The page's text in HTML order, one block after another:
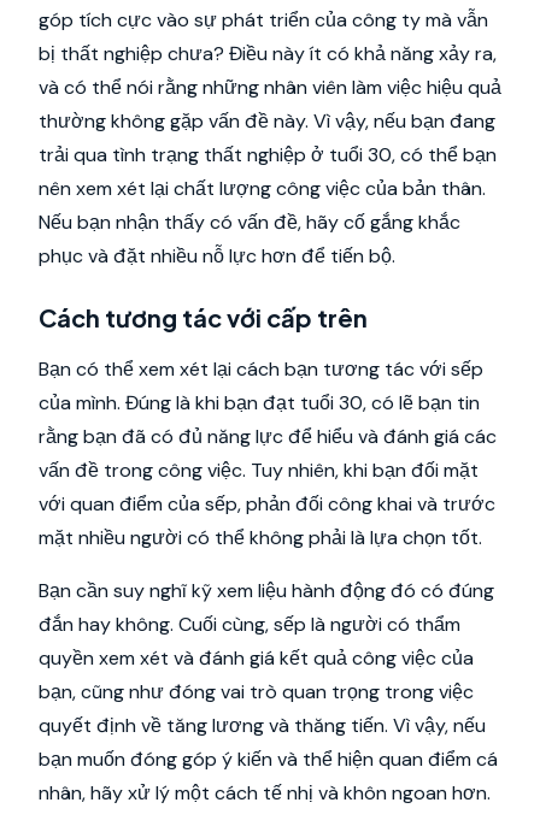
góp tích cực vào sự phát triển của công ty mà vẫn
bị thất nghiệp chưa? Điều này ít có khả năng xảy ra,
và có thể nói rằng những nhân viên làm việc hiệu quả
thường không gặp vấn đề này. Vì vậy, nếu bạn đang
trải qua tình trạng thất nghiệp ở tuổi 30, có thể bạn
nên xem xét lại chất lượng công việc của bản thân.
Nếu bạn nhận thấy có vấn đề, hãy cố gắng khắc
phục và đặt nhiều nỗ lực hơn để tiến bộ.
Cách tương tác với cấp trên
Bạn có thể xem xét lại cách bạn tương tác với sếp
của mình. Đúng là khi bạn đạt tuổi 30, có lẽ bạn tin
rằng bạn đã có đủ năng lực để hiểu và đánh giá các
vấn đề trong công việc. Tuy nhiên, khi bạn đối mặt
với quan điểm của sếp, phản đối công khai và trước
mặt nhiều người có thể không phải là lựa chọn tốt.
Bạn cần suy nghĩ kỹ xem liệu hành động đó có đúng
đắn hay không. Cuối cùng, sếp là người có thẩm
quyền xem xét và đánh giá kết quả công việc của
bạn, cũng như đóng vai trò quan trọng trong việc
quyết định về tăng lương và thăng tiến. Vì vậy, nếu
bạn muốn đóng góp ý kiến và thể hiện quan điểm cá
nhân, hãy xử lý một cách tế nhị và khôn ngoan hơn.